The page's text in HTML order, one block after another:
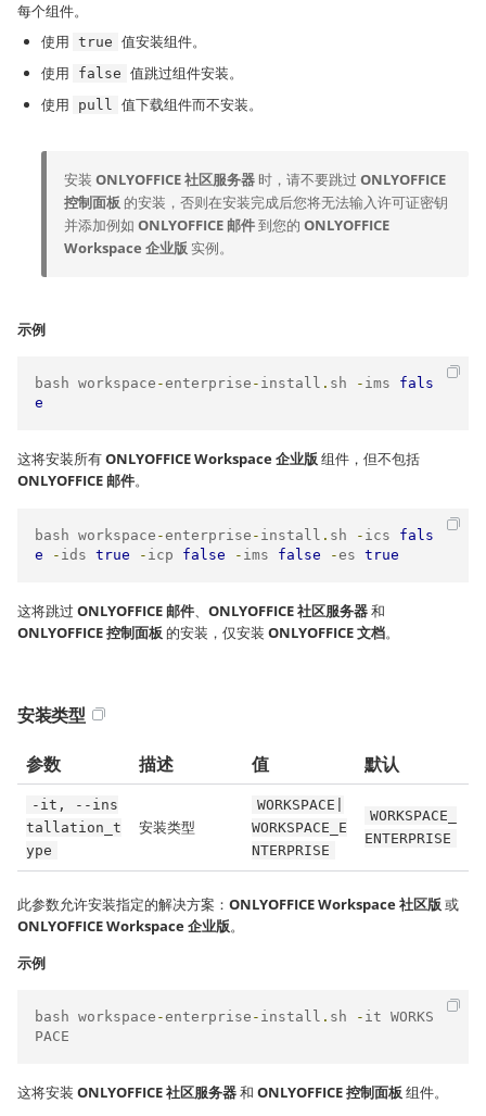
每个组件。
使用 true 值安装组件。
使用
false 值跳过组件安装。
使用
pull 值下载组件而不安装。
安装 ONLYOFFICE 社区服务器 时，请不要跳过 ONLYOFFICE
控制面板 的安装，否则在安装完成后您将无法输入许可证密钥
并添加例如 ONLYOFFICE 邮件到您的 ONLYOFFICE
Workspace 企业版 实例。
示例
bash workspace -enterprise - install . sh - ims fals
e
这将安装所有ONLYOFFICE Workspace 企业版 组件，但不包括
ONLYOFFICE 邮件。
bash workspace -enterprise - install . sh - ics fals
e
- ids true - icp false - ims false -es true
这将跳过 ONLYOFFICE 邮件、 ONLYOFFICE 社区服务器和
ONLYOFFICE 控制面板 的安装，仅安装 ONLYOFFICE 文档。
安装类型
参数 描述 值 默认
-it, --ins
tallation_t
ype
安装类型
WORKSPACE|
WORKSPACE_E
NTERPRISE
WORKSPACE_
ENTERPRISE
此参数允许安装指定的解决方案： ONLYOFFICE Workspace 社区版 或
ONLYOFFICE Workspace 企业版。
示例
bash workspace -enterprise - install . sh - it WORKS
PACE
这将安装 ONLYOFFICE 社区服务器和 ONLYOFFICE 控制面板组件。